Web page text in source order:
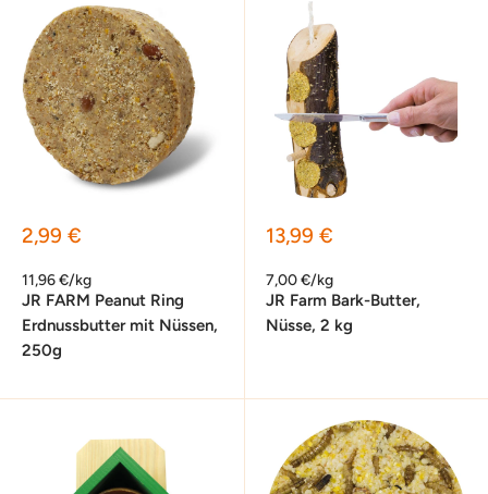
Sonderpreis
2,99 €
11,96 €/kg
JR FARM Peanut Ring
Erdnussbutter mit Nüssen,
250g
Sonderpreis
13,99 €
7,00 €/kg
JR Farm Bark-Butter,
Nüsse, 2 kg